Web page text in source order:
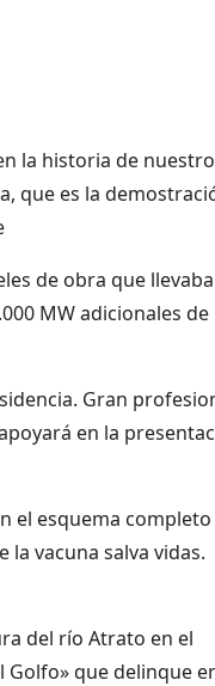
la historia de nuestro
que es la
de obra que llevaba
MW adicionales de
Gran
en la
el esquema
vacuna salva vidas.
del río Atrato en el
Golfo» que delinque